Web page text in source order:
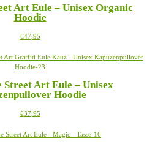
Produktseite
gewählt
auf.
Die
können
der
Produktseite
werden
Art Eule – Unisex Organic
Hoodie
€47,95Dieses
weist
mehrere
auf.
Die
können
der
Street Art Eule – Unisex
Hoodie
€37,95Dieses
weist